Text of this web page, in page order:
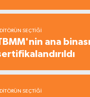
SEÇTIĞI
ana
SEÇTIĞI